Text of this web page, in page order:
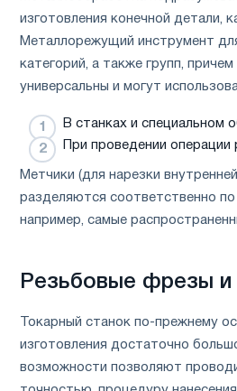
изготовления конечной детали,
Металлорежущий инструмент
категорий, а также групп,
универсальны и могут
В станках и специальном
При проведении
Метчики (для нарезки
разделяются соответственно
например, самые
Резьбовые фрезы и
Токарный станок по-прежнему
изготовления достаточно
возможности позволяют